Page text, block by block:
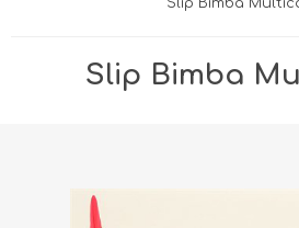
Slip Bimba
Slip Bimba